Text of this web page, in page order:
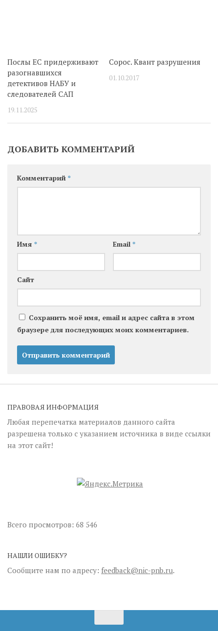
Послы ЕС придерживают
разогнавшихся
детективов НАБУ и
следователей САП
19.11.2025
Сорос. Квант разрушения
01.10.2017
ДОБАВИТЬ КОММЕНТАРИЙ
Комментарий *
Имя * Email *
Сайт
Сохранить моё имя, email и адрес сайта в этом
браузере для последующих моих комментариев.
ПРАВОВАЯ ИНФОРМАЦИЯ
Любая перепечатка материалов данного сайта
разрешена только с указанием источника в виде ссылки
на этот сайт!
Всего просмотров: 68 546
НАШЛИ ОШИБКУ?
Сообщите нам по адресу: feedback@nic-pnb.ru.